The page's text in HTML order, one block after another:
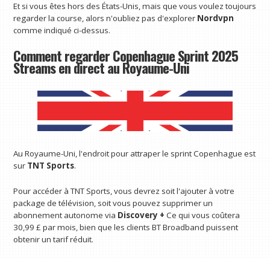
Et si vous êtes hors des États-Unis, mais que vous voulez toujours
regarder la course, alors n'oubliez pas d'explorer Nordvpn
comme indiqué ci-dessus.
Comment regarder Copenhague Sprint 2025
Streams en direct au Royaume-Uni
Au Royaume-Uni, l'endroit pour attraper le sprint Copenhague est
sur TNT Sports.
Pour accéder à TNT Sports, vous devrez soit l'ajouter à votre
package de télévision, soit vous pouvez supprimer un
abonnement autonome via Discovery + Ce qui vous coûtera
30,99 £ par mois, bien que les clients BT Broadband puissent
obtenir un tarif réduit.